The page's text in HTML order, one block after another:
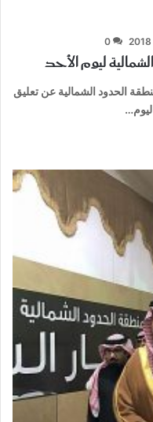
0
ليوم الأحد
الحدود الشمالية عن تعليق
ليوم…